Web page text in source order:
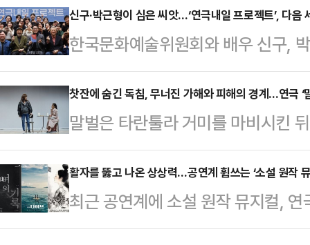
무대로 불러내는 동력이 됐다.지난
신을 염하는 안드로이드 로비스를
인지 …
이는 2026년 상반기 공연계 최고
중 단일 프로젝트 시즌 사상 최다
이래 단기간 내 최다 관객을 동원
3D 매핑 등 첨단 디지털 기술 도입
퍼펫(인형)과 역동적인 신체극이라
신구·박근형이 심은 씨앗…‘연극내일 프로젝트’, 다
한국문화예술위원회와 배우 신구,
젝트’가 첫 결실을 공개한 자리에서
앗’을 심겠다고 입을 모았다.7일 서
‘2026 연극내일 프로젝트’ 연습 현
롯해 정병국 한국문화예술위원회
로젝트 취지와 작업 과정, 앞으로의
박근형과 신구가 연극 ‘고도를 기다
탕으로 청년 …
찻잔에 숨긴 독침, 무너진 가해와 피해의 경계…연극 ‘
말벌은 타란툴라 거미를 마비시킨
산 채로 거미를 파먹으며 자란다.
태계를 인간의 관계망으로 끌어온
앉은 두 여성의 대화는 보통의 ‘안
침묵과 눈빛 그리고 모든 감정은 상
활자를 뚫고 나온 상상력…공연계 휩쓰는 ‘소설 원작
최근 공연계에 소설 원작 뮤지컬,
사를 갖춘 문학 작품이 무대 위 핵